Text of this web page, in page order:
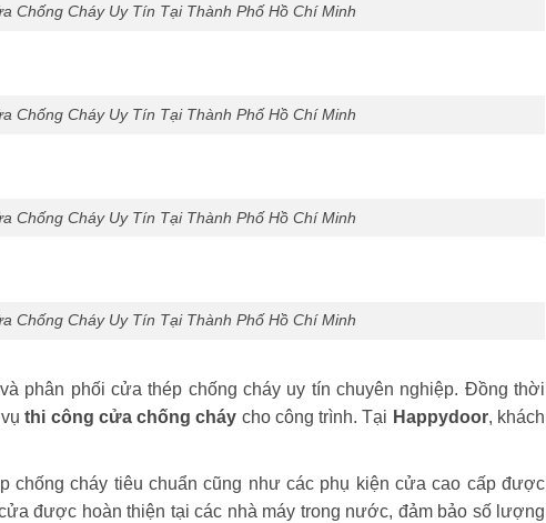
Chống Cháy Uy Tín Tại Thành Phố Hồ Chí Minh
Chống Cháy Uy Tín Tại Thành Phố Hồ Chí Minh
Chống Cháy Uy Tín Tại Thành Phố Hồ Chí Minh
Chống Cháy Uy Tín Tại Thành Phố Hồ Chí Minh
phân phối cửa thép chống cháy uy tín chuyên nghiệp. Đồng thời
vụthi công cửa chống cháy cho công trình. Tại Happydoor, khách
chống cháy tiêu chuẩn cũng như các phụ kiện cửa cao cấp được
được hoàn thiện tại các nhà máy trong nước, đảm bảo số lượng